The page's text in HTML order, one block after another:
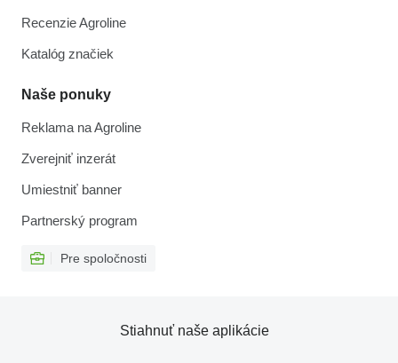
Recenzie Agroline
Katalóg značiek
Naše ponuky
Reklama na Agroline
Zverejniť inzerát
Umiestniť banner
Partnerský program
Pre spoločnosti
Stiahnuť naše aplikácie